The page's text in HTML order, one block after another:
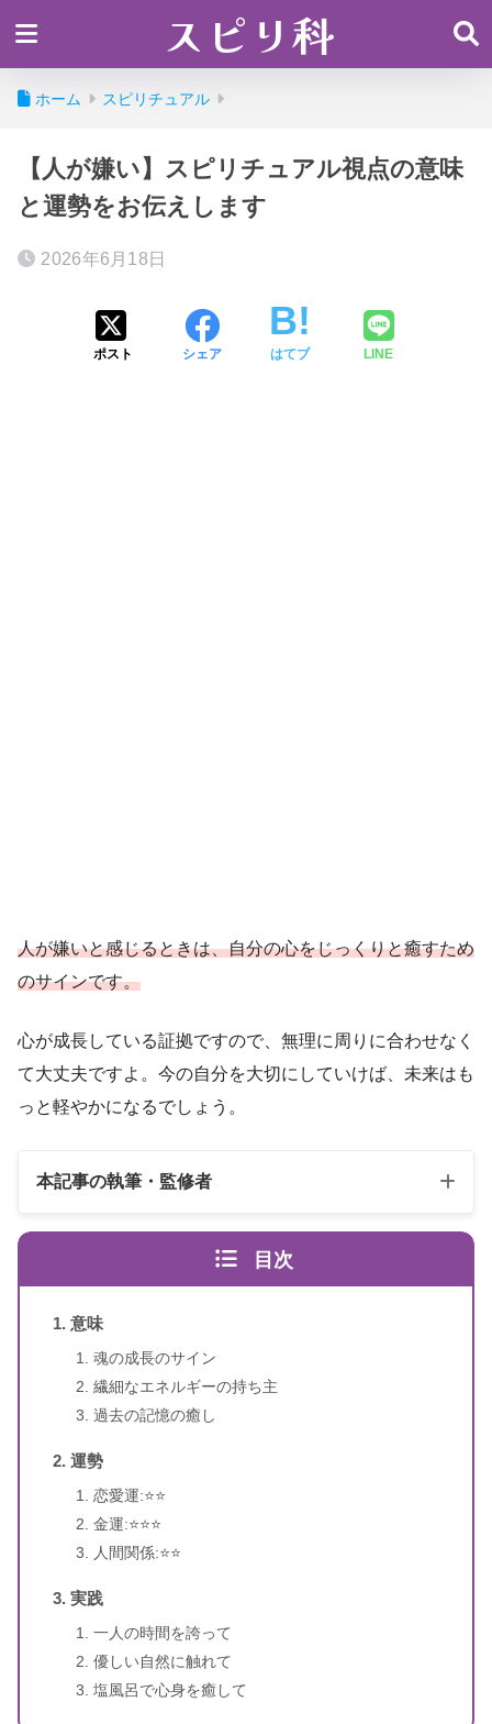
スピリ科
ホーム スピリチュアル
【人が嫌い】スピリチュアル視点の意味
と運勢をお伝えします
2026年6月18日
ポスト シェア はてブ LINE
人が嫌いと感じるときは、自分の心をじっくりと癒すため
のサインです。
心が成長している証拠ですので、無理に周りに合わせなく
て大丈夫ですよ。今の自分を大切にしていけば、未来はも
っと軽やかになるでしょう。
本記事の執筆・監修者
スピリカ（自己紹介はこちら）
目次
意味
魂の成長のサイン
繊細なエネルギーの持ち主
過去の記憶の癒し
運勢
恋愛運:⭐️⭐️
金運:⭐️⭐️⭐️
人間関係:⭐️⭐️
実践
一人の時間を誇って
優しい自然に触れて
塩風呂で心身を癒して